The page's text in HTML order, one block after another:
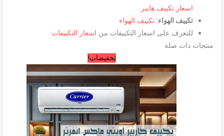
اسعار تكييف هايير
تكييف الهواء:تكييف الهواء
للتعرف على اسعار التكييفات من اسعار التكييفات
منتجات ذات صلة
تخفيضات!
السعر
الأصلي
هو:
34.000,00 EGP.
الحالي
هو:
32.000,00 EGP.